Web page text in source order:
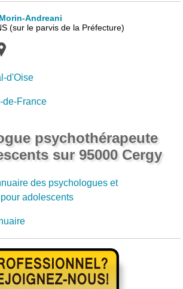
Andreani
(sur le parvis de la Préfecture)
d'Oise
de-France
psychothérapeute
sur 95000 Cergy
des psychologues et
adolescents